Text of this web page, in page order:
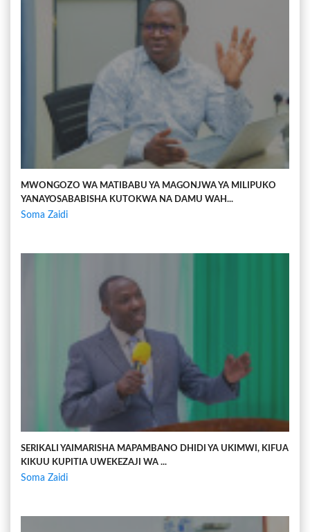
MWONGOZO WA MATIBABU YA MAGONJWA YA MILIPUKO
YANAYOSABABISHA KUTOKWA NA DAMU WAH...
Soma Zaidi
SERIKALI YAIMARISHA MAPAMBANO DHIDI YA UKIMWI, KIFUA
KIKUU KUPITIA UWEKEZAJI WA ...
Soma Zaidi